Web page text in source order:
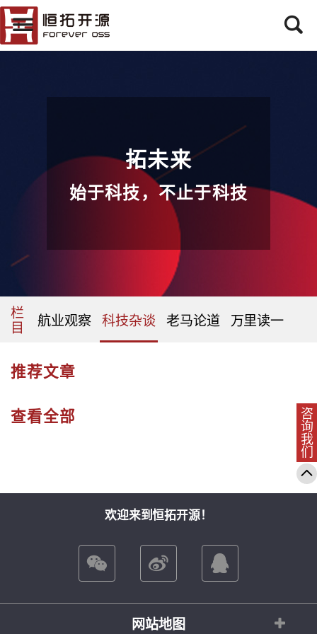
拓未来
始于科技，不止于科技
栏
目 航业观察 科技杂谈 老马论道 万里读一
推荐文章
查看全部
欢迎来到恒拓开源！
网站地图
咨询我们